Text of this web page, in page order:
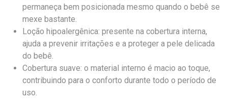
permaneça bem posicionada mesmo quando o bebê se
mexe bastante.
Loção hipoalergênica: presente na cobertura interna,
ajuda a prevenir irritações e a proteger a pele delicada
do bebê.
Cobertura suave: o material interno é macio ao toque,
contribuindo para o conforto durante todo o período de
uso.